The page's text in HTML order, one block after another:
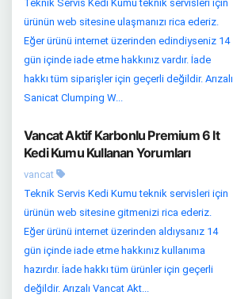
Teknik Servis Kedi Kumu teknik servisleri için
ürünün web sitesine ulaşmanızı rica ederiz.
Eğer ürünü internet üzerinden edindiyseniz 14
gün içinde iade etme hakkınız vardır. İade
hakkı tüm siparişler için geçerli değildir. Arızalı
Sanicat Clumping W...
Vancat Aktif Karbonlu Premium 6 lt
Kedi Kumu Kullanan Yorumları
vancat
Teknik Servis Kedi Kumu teknik servisleri için
ürünün web sitesine gitmenizi rica ederiz.
Eğer ürünü internet üzerinden aldıysanız 14
gün içinde iade etme hakkınız kullanıma
hazırdır. İade hakkı tüm ürünler için geçerli
değildir. Arızalı Vancat Akt...